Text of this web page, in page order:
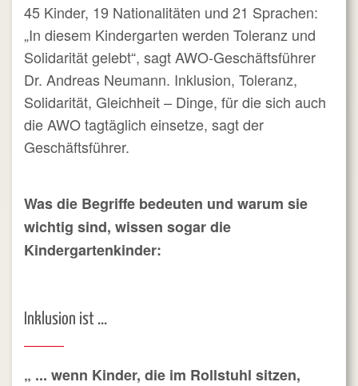
45 Kinder, 19 Nationalitäten und 21 Sprachen:
„In diesem Kindergarten werden Toleranz und
Solidarität gelebt“, sagt AWO-Geschäftsführer
Dr. Andreas Neumann. Inklusion, Toleranz,
Solidarität, Gleichheit – Dinge, für die sich auch
die AWO tagtäglich einsetze, sagt der
Geschäftsführer.
Was die Begriffe bedeuten und warum sie
wichtig sind, wissen sogar die
Kindergartenkinder:
Inklusion ist ...
„ ... wenn Kinder, die im Rollstuhl sitzen,